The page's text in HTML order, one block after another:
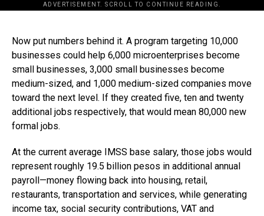
ADVERTISEMENT. SCROLL TO CONTINUE READING.
[adsforwp id="243463"]
Now put numbers behind it. A program targeting 10,000
businesses could help 6,000 microenterprises become
small businesses, 3,000 small businesses become
medium-sized, and 1,000 medium-sized companies move
toward the next level. If they created five, ten and twenty
additional jobs respectively, that would mean 80,000 new
formal jobs.
At the current average IMSS base salary, those jobs would
represent roughly 19.5 billion pesos in additional annual
payroll—money flowing back into housing, retail,
restaurants, transportation and services, while generating
income tax, social security contributions, VAT and